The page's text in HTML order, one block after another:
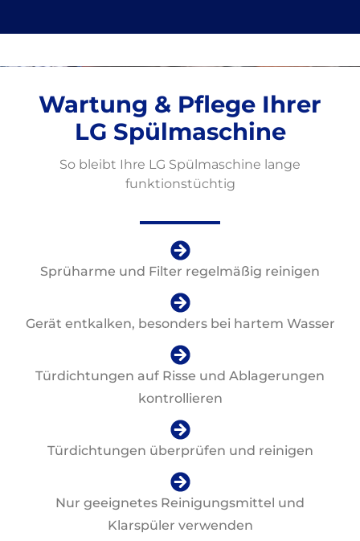
Wartung & Pflege Ihrer
LG Spülmaschine
So bleibt Ihre LG Spülmaschine lange
funktionstüchtig
Sprüharme und Filter regelmäßig reinigen
Gerät entkalken, besonders bei hartem Wasser
Türdichtungen auf Risse und Ablagerungen
kontrollieren
Türdichtungen überprüfen und reinigen
Nur geeignetes Reinigungsmittel und
Klarspüler verwenden